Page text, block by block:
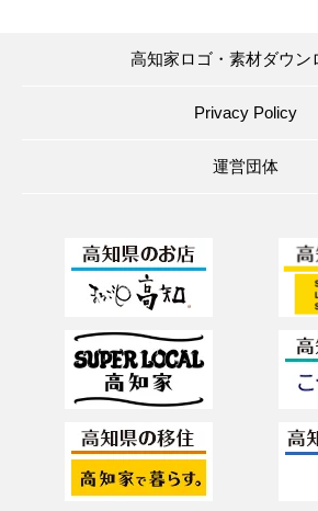
高知家ロゴ・素材ダウン
Privacy Policy
運営団体